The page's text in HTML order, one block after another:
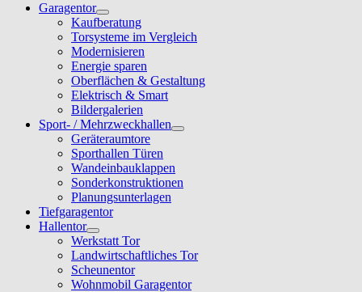
Garagentor
Kaufberatung
Torsysteme im Vergleich
Modernisieren
Energie sparen
Oberflächen & Gestaltung
Elektrisch & Smart
Bildergalerien
Sport- / Mehrzweckhallen
Geräteraumtore
Sporthallen Türen
Wandeinbauklappen
Sonderkonstruktionen
Planungsunterlagen
Tiefgaragentor
Hallentor
Werkstatt Tor
Landwirtschaftliches Tor
Scheunentor
Wohnmobil Garagentor